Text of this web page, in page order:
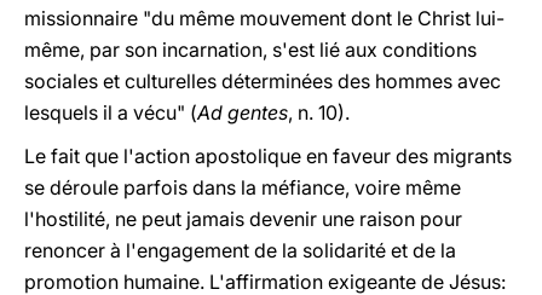
missionnaire "du même mouvement dont le Christ lui-
même, par son incarnation, s'est lié aux conditions
sociales et culturelles déterminées des hommes avec
lesquels il a vécu" (Ad gentes, n. 10).
Le fait que l'action apostolique en faveur des migrants
se déroule parfois dans la méfiance, voire même
l'hostilité, ne peut jamais devenir une raison pour
renoncer à l'engagement de la solidarité et de la
promotion humaine. L'affirmation exigeante de Jésus: